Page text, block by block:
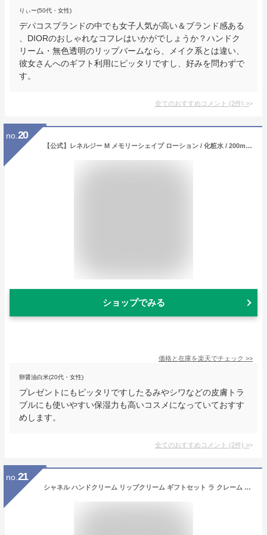
りぃー(50代・女性)
デパコスブランドの中でも女子人気が高い＆ブランド感ある
、DIORのおしゃれなコフレはいかがでしょうか？ハンドク
リーム・無色透明のリップバームなら、メイク系とは違い、
彼女さんへのギフト利用にピッタリですし、好みを問わずで
す。
全てのおすすめコメント (2件) >
no. 20
【公式】レネルジー M メモリーシェイプ ローション / 化粧水 / 200mL / ランコム lancome 正規品 ハリ エイジングケア たるみ 弾力 プレゼント 誕生日 バレンタイン 彼女 母 化粧品 コスメ メイク デパコス ギフト 高級
ショップでみる
価格と在庫を楽天でチェック >>
卵醤油白米(20代・女性)
プレゼントにもピッタリですしたるみやシワなどの皮膚トラ
ブルにも使いやすい保湿力も高いコスメになっていておすす
めします。
全てのおすすめコメント (2件) >
no. 21
シャネル ハンドクリーム リップクリーム ギフトセット ラ クレーム マン ルージュ ココ ボーム コスメ 母の日 保湿 名入れ 化粧品 CHANEL レディース ブランド 新品 ラッピング プレゼント [S] 母の日 クリスマス ホワイトデー